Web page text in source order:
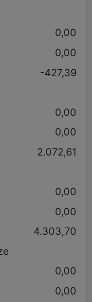
0,00
0,00
-427,39
0,00
0,00
2.072,61
0,00
0,00
4.303,70
0,00
0,00